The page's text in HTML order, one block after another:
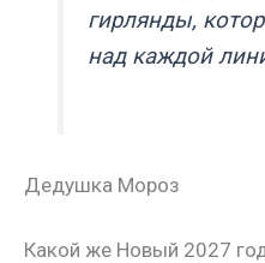
гирлянды,
над каждой
Дедушка Мороз
Какой же Новый 2027